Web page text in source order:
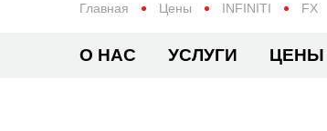
Главная Цены INFINITI FX
О НАС УСЛУГИ ЦЕНЫ